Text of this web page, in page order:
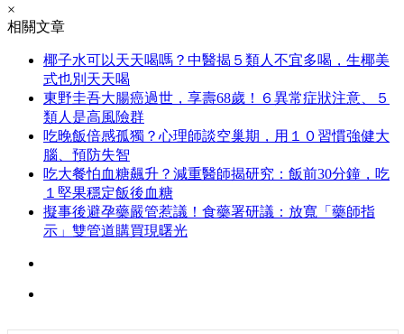
×
相關文章
椰子水可以天天喝嗎？中醫揭５類人不宜多喝，生椰美
式也別天天喝
東野圭吾大腸癌過世，享壽68歲！６異常症狀注意、５
類人是高風險群
吃晚飯倍感孤獨？心理師談空巢期，用１０習慣強健大
腦、預防失智
吃大餐怕血糖飆升？減重醫師揭研究：飯前30分鐘，吃
１堅果穩定飯後血糖
擬事後避孕藥嚴管惹議！食藥署研議：放寬「藥師指
示」雙管道購買現曙光